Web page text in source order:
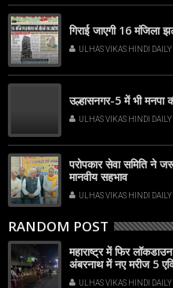
गिराई जाएगी 16 मंजिला
ULHAS VIKAS HINDI DAILY
उल्हासनगर-5 में भी मनपा
ULHAS VIKAS HINDI DAILY
परोपकार सेवा समिति ने
मानवीय सहभाव
ULHAS VIKAS HINDI DAILY
RANDOM POST
महाराष्ट्र में फिर
अंबरनाथ में नए मरीज 5
ULHAS VIKAS HINDI DAILY